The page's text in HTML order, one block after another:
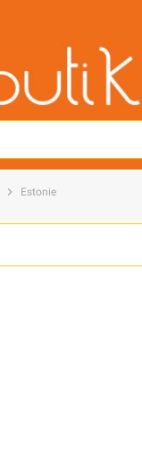
chevron_right Estonie